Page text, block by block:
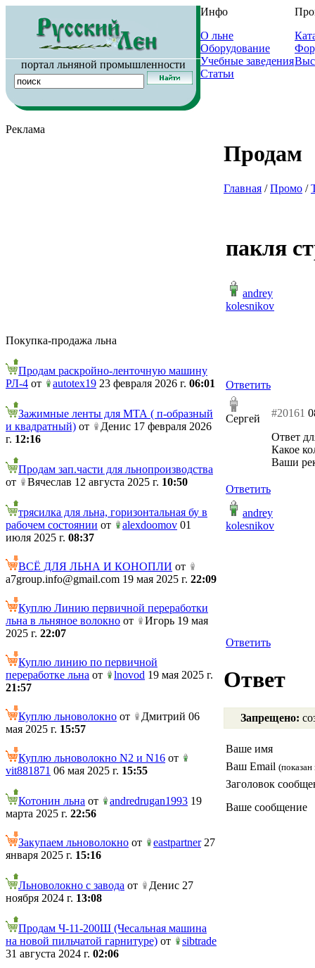
портал льняной промышленности
Инфо
О льне
Оборудование
Учебные заведения
Статьи
Реклама
Покупка-продажа льна
Продам раскройно-ленточную машину
РЛ-4 от autotex19 23 февраля 2026 г. 06:01
Зажимные ленты для МТА ( п-образный
и квадратный) от
Денис 17 февраля 2026
г. 12:16
Продам зап.части для льнопроизводства
от
Вячеслав 12 августа 2025 г. 10:50
трясилка для льна, горизонтальная бу в
рабочем состоянии от alexdoomov 01
июля 2025 г. 08:37
ВСЁ ДЛЯ ЛЬНА И КОНОПЛИ от
a7group.info@gmail.com 19 мая 2025 г. 22:09
Куплю Линию первичной переработки
льна в льняное волокно от
Игорь 19 мая
2025 г. 22:07
Куплю линию по первичной
переработке льна от lnovod 19 мая 2025 г.
21:57
Куплю льноволокно от
Дмитрий 06
мая 2025 г. 15:57
Куплю льноволокно N2 и N16 от
vit881871 06 мая 2025 г. 15:55
Котонин льна от andredrugan1993 19
марта 2025 г. 22:56
Закупаем льноволокно от eastpartner27
января 2025 г. 15:16
Льноволокно с завода от
Денис 27
ноября 2024 г. 13:08
Продам Ч-11-200Ш (Чесальная машина
на новой пильчатой гарнитуре) от
sibtrade
31 августа 2024 г. 02:06
Продам
Главная /Промо /
пакля
andrey
kolesnikov
Ответить
Сергей #20161
Ответ
Какое
Ваши
Ответить
andrey
kolesnikov
Ответить
Ответ
Запрещено:
Ваше имя
Ваш Email (показан
Заголовок
Ваше сообщение